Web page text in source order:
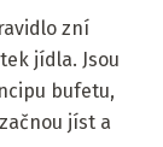
zní
jídla. Jsou
bufetu,
jíst a